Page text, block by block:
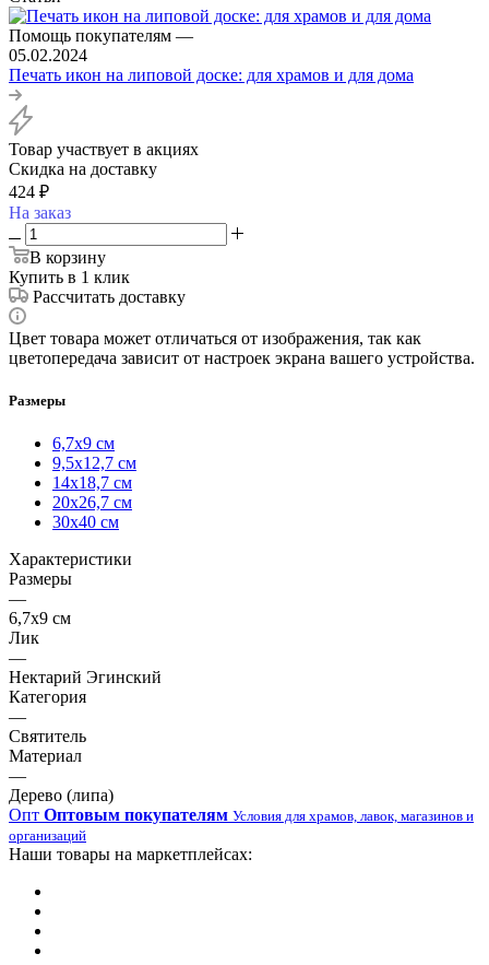
Помощь покупателям —
05.02.2024
Печать икон на липовой доске: для храмов и для дома
Товар участвует в акциях
Скидка на доставку
424 ₽
На заказ
В корзину
Купить в 1 клик
Рассчитать доставку
Цвет товара может отличаться от изображения, так как
цветопередача зависит от настроек экрана вашего устройства.
Размеры
6,7х9 см
9,5х12,7 см
14х18,7 см
20х26,7 см
30х40 см
Характеристики
Размеры
—
6,7х9 см
Лик
—
Нектарий Эгинский
Категория
—
Святитель
Материал
—
Дерево (липа)
Опт Оптовым покупателям Условия для храмов, лавок, магазинов и
организаций
Наши товары на маркетплейсах: